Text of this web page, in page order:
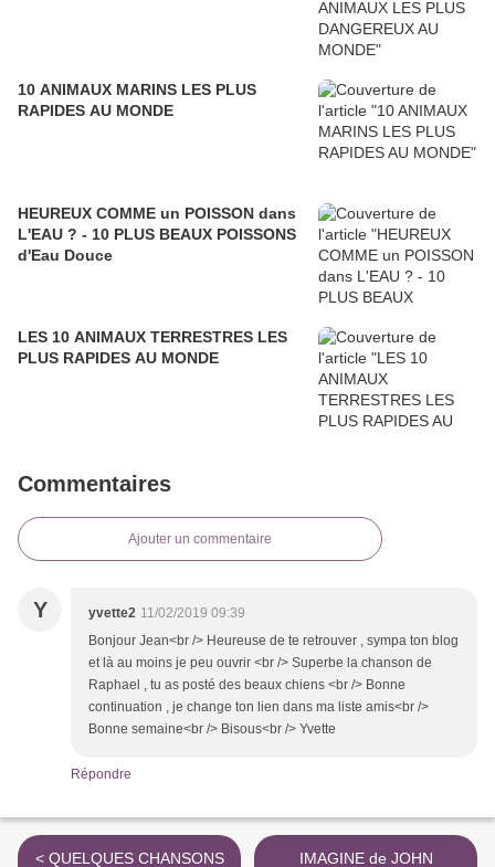
10 ANIMAUX MARINS LES PLUS
RAPIDES AU MONDE
HEUREUX COMME un POISSON dans
L'EAU ? - 10 PLUS BEAUX POISSONS
d'Eau Douce
LES 10 ANIMAUX TERRESTRES LES
PLUS RAPIDES AU MONDE
Commentaires
Ajouter un commentaire
Y yvette2 11/02/2019 09:39
Bonjour Jean<br /> Heureuse de te retrouver , sympa ton blog
et là au moins je peu ouvrir <br /> Superbe la chanson de
Raphael , tu as posté des beaux chiens <br /> Bonne
continuation , je change ton lien dans ma liste amis<br />
Bonne semaine<br /> Bisous<br /> Yvette
Répondre
< QUELQUES CHANSONS IMAGINE de JOHN